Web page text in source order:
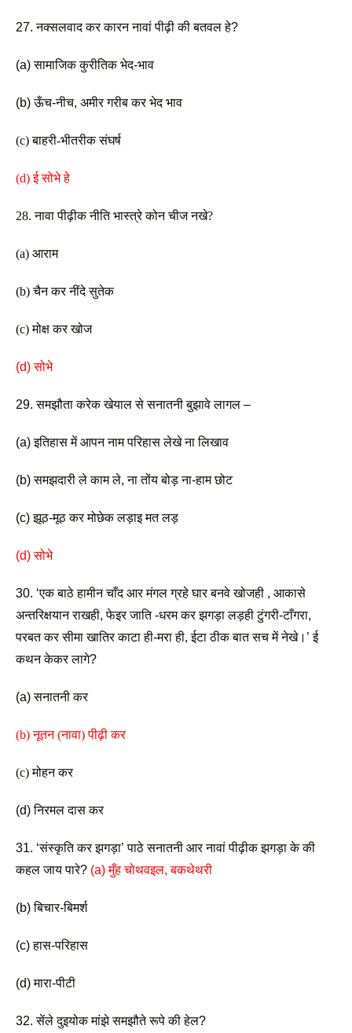
27. नक्सलवाद कर कारन नावां पीढ़ी की बतवल हे?
(a) सामाजिक कुरीतिक भेद-भाव
(b) ऊँच-नीच, अमीर गरीब कर भेद भाव
(c) बाहरी-भीतरीक संघर्ष
(d) ई सोभे हे
28. नावा पीढ़ीक नीति भास्त्रे कोन चीज नखे?
(a) आराम
(b) चैन कर नींदे सुतेक
(c) मोक्ष कर खोज
(d) सोभे
29. समझौता करेक खेयाल से सनातनी बुझावे लागल –
(a) इतिहास में आपन नाम परिहास लेखे ना लिखाव
(b) समझदारी ले काम ले, ना तोंय बोड़ ना-हाम छोट
(c) झूठ-मूठ कर मोछेक लड़ाइ मत लड़
(d) सोभे
30. ‘एक बाठे हामीन चाँद आर मंगल ग्रहे घार बनवे खोजही , आकासे
अन्तरिक्षयान राखही, फेइर जाति -धरम कर झगड़ा लड़ही टुंगरी-टाँगरा,
परबत कर सीमा खातिर काटा ही-मरा ही, ईटा ठीक बात सच में नेखे।’ ई
कथन केकर लागे?
(a) सनातनी कर
(b) नूतन (नावा) पीढ़ी कर
(c) मोहन कर
(d) निरमल दास कर
31. ‘संस्कृति कर झगड़ा’ पाठे सनातनी आर नावां पीढ़ीक झगड़ा के की
कहल जाय पारे? (a) मुँह चोथवइल, बकथेथरी
(b) बिचार-बिमर्श
(c) हास-परिहास
(d) मारा-पीटी
32. सेंले दुइयोक मांझे समझौते रूपे की हेल?